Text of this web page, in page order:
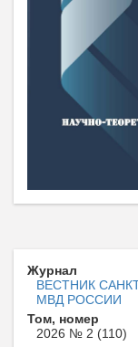
Журнал
ВЕСТНИК
МВД РОССИИ
Том, номер
2026 № 2 (110)